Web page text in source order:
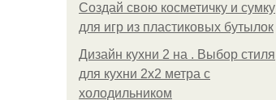
Создай свою косметичку и сумку
для игр из пластиковых бутылок
Дизайн кухни 2 на . Выбор стиля
для кухни 2х2 метра с
холодильником